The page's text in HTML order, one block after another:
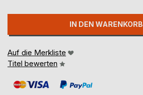
IN DEN WARENKORB
Auf die Merkliste
Titel bewerten